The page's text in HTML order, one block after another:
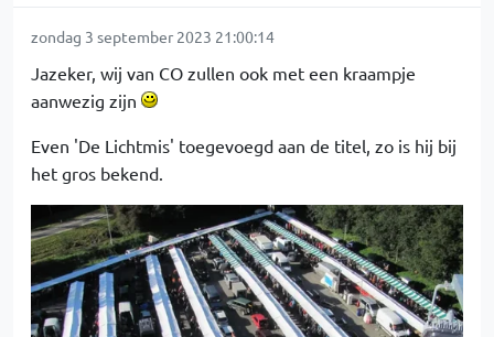
zondag 3 september 2023 21:00:14
Jazeker, wij van CO zullen ook met een kraampje
aanwezig zijn
Even 'De Lichtmis' toegevoegd aan de titel, zo is hij bij
het gros bekend.